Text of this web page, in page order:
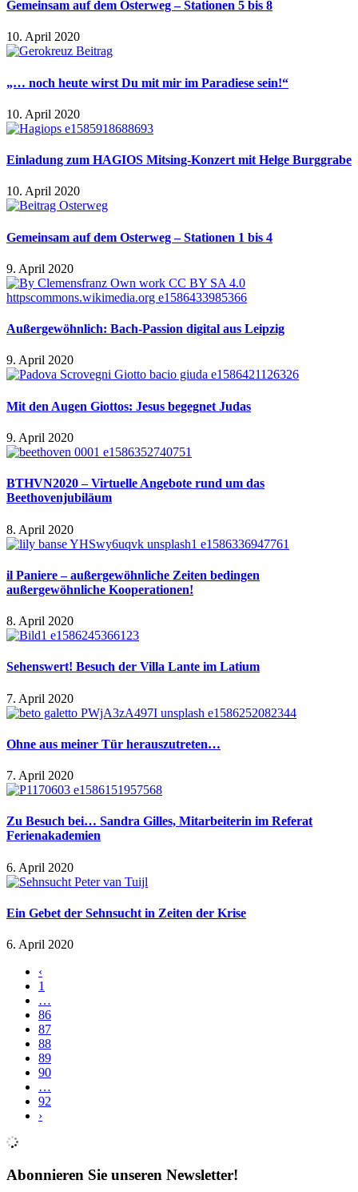
Gemeinsam auf dem Osterweg – Stationen 5 bis 8
10. April 2020
„… noch heute wirst Du mit mir im Paradiese sein!“
10. April 2020
Einladung zum HAGIOS Mitsing-Konzert mit Helge Burggrabe
10. April 2020
Gemeinsam auf dem Osterweg – Stationen 1 bis 4
9. April 2020
Außergewöhnlich: Bach-Passion digital aus Leipzig
9. April 2020
Mit den Augen Giottos: Jesus begegnet Judas
9. April 2020
BTHVN2020 – Virtuelle Angebote rund um das
Beethovenjubiläum
8. April 2020
il Paniere – außergewöhnliche Zeiten bedingen
außergewöhnliche Kooperationen!
8. April 2020
Sehenswert! Besuch der Villa Lante im Latium
7. April 2020
Ohne aus meiner Tür herauszutreten…
7. April 2020
Zu Besuch bei… Sandra Gilles, Mitarbeiterin im Referat
Ferienakademien
6. April 2020
Ein Gebet der Sehnsucht in Zeiten der Krise
6. April 2020
‹
1
…
86
87
88
89
90
…
92
›
Abonnieren Sie unseren Newsletter!